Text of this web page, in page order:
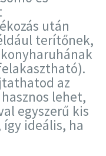
után
terítőnek,
az
lehet,
egyszerű kis
ideális, ha